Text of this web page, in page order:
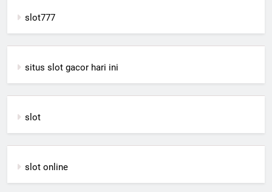
slot777
situs slot gacor hari ini
slot
slot online